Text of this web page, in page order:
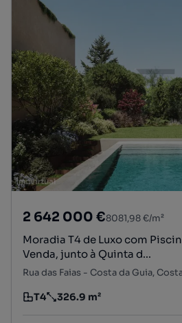
2 642 000 €8081,98 €/m²
Moradia T4 de Luxo com
Venda, junto à Quinta d...
Tipologia
T4
Preço por metro quadrado
326.9 m²